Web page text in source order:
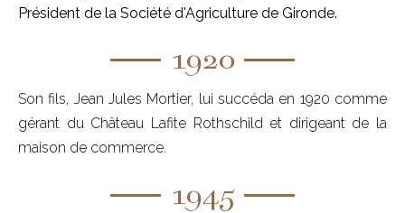
Président de la Société d'Agriculture de Gironde.
1920
Son fils, Jean Jules Mortier, lui succéda en 1920 comme
gérant du Château Lafite Rothschild et dirigeant de la
maison de commerce.
1945